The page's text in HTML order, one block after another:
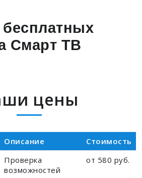
бесплатных
Смарт ТВ
цены
Описание
Стоимость
Проверка
возможностей
от 580 руб.